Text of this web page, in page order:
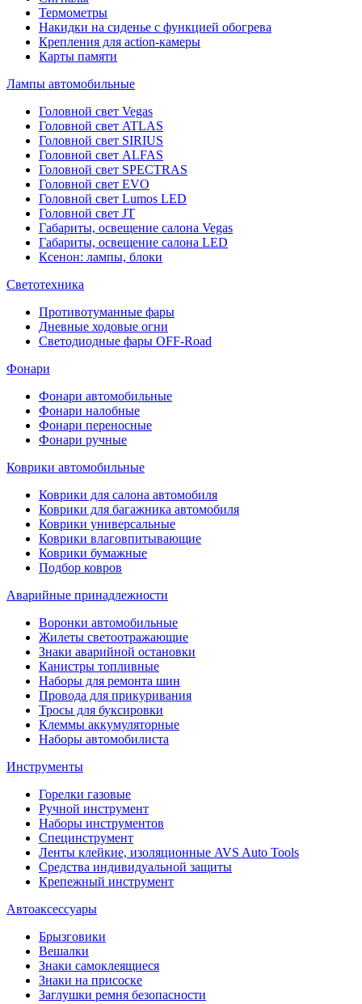
Термометры
Накидки на сиденье с функцией обогрева
Крепления для action-камеры
Карты памяти
Лампы автомобильные
Головной свет Vegas
Головной свет ATLAS
Головной свет SIRIUS
Головной свет ALFAS
Головной свет SPECTRAS
Головной свет EVO
Головной свет Lumos LED
Головной свет JT
Габариты, освещение салона Vegas
Габариты, освещение салона LED
Ксенон: лампы, блоки
Светотехника
Противотуманные фары
Дневные ходовые огни
Светодиодные фары OFF-Road
Фонари
Фонари автомобильные
Фонари налобные
Фонари переносные
Фонари ручные
Коврики автомобильные
Коврики для салона автомобиля
Коврики для багажника автомобиля
Коврики универсальные
Коврики влаговпитывающие
Коврики бумажные
Подбор ковров
Аварийные принадлежности
Воронки автомобильные
Жилеты светоотражающие
Знаки аварийной остановки
Канистры топливные
Наборы для ремонта шин
Провода для прикуривания
Тросы для буксировки
Клеммы аккумуляторные
Наборы автомобилиста
Инструменты
Горелки газовые
Ручной инструмент
Наборы инструментов
Специнструмент
Ленты клейкие, изоляционные AVS Auto Tools
Средства индивидуальной защиты
Крепежный инструмент
Автоаксессуары
Брызговики
Вешалки
Знаки самоклеящиеся
Знаки на присоске
Заглушки ремня безопасности